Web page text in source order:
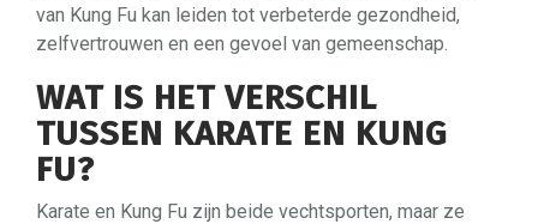
van Kung Fu kan leiden tot verbeterde gezondheid,
zelfvertrouwen en een gevoel van gemeenschap.
WAT IS HET VERSCHIL
TUSSEN KARATE EN KUNG
FU?
Karate en Kung Fu zijn beide vechtsporten, maar ze